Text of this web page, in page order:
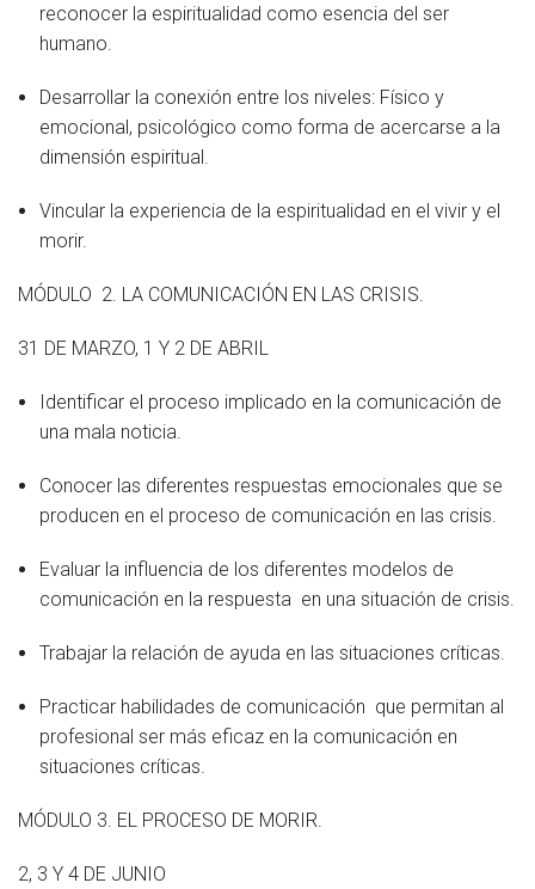
reconocer la espiritualidad como esencia del ser
humano.
Desarrollar la conexión entre los niveles: Físico y
emocional, psicológico como forma de acercarse a la
dimensión espiritual.
Vincular la experiencia de la espiritualidad en el vivir y el
morir.
MÓDULO 2. LA COMUNICACIÓN EN LAS CRISIS.
31 DE MARZO, 1 Y 2 DE ABRIL
Identificar el proceso implicado en la comunicación de
una mala noticia.
Conocer las diferentes respuestas emocionales que se
producen en el proceso de comunicación en las crisis.
Evaluar la influencia de los diferentes modelos de
comunicación en la respuesta en una situación de crisis.
Trabajar la relación de ayuda en las situaciones críticas.
Practicar habilidades de comunicación que permitan al
profesional ser más eficaz en la comunicación en
situaciones críticas.
MÓDULO 3. EL PROCESO DE MORIR.
2, 3 Y 4 DE JUNIO